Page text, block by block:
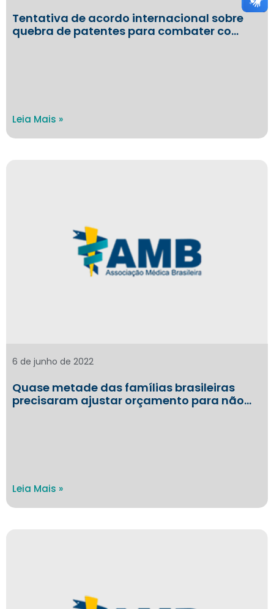
Tentativa de acordo internacional sobre
quebra de patentes para combater co…
Leia Mais »
Quase metade das famílias brasileiras
precisaram ajustar orçamento para não…
6 de junho de 2022
Leia Mais »